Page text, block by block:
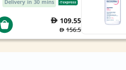
Delivery in 30 mins
109.55
156.5